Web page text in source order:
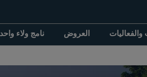
والفعاليات العروض نامج ولاء واحد